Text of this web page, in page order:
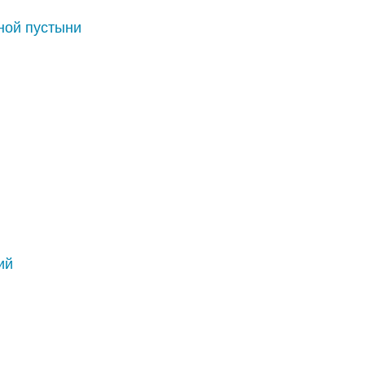
пустыни